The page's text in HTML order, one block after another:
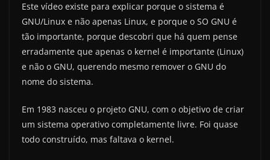
Este vídeo existe para explicar porque o sistema é
GNU/Linux e não apenas Linux, e porque o SO GNU é
tão importante, porque descobri que há quem pense
erradamente que apenas o kernel é importante (Linux)
e não o GNU, querendo mesmo remover o GNU do
nome do sistema.
Em 1983 nasceu o projeto GNU, com o objetivo de criar
um sistema operativo completamente livre. Foi quase
todo construído, mas faltava o kernel.